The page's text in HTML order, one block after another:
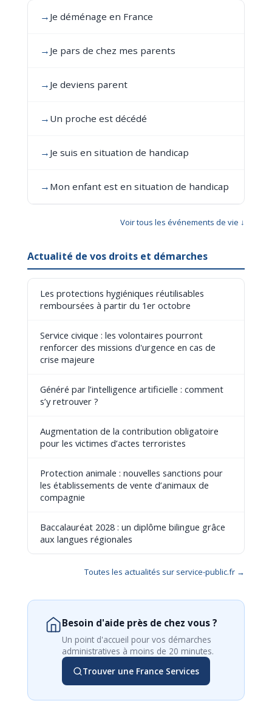
→ Je déménage en France
→ Je pars de chez mes parents
→ Je deviens parent
→ Un proche est décédé
→ Je suis en situation de handicap
→ Mon enfant est en situation de handicap
Voir tous les événements de vie ↓
Actualité de vos droits et démarches
Les protections hygiéniques réutilisables
remboursées à partir du 1er octobre
Service civique : les volontaires pourront
renforcer des missions d'urgence en cas de
crise majeure
Généré par l’intelligence artificielle : comment
s’y retrouver ?
Augmentation de la contribution obligatoire
pour les victimes d’actes terroristes
Protection animale : nouvelles sanctions pour
les établissements de vente d’animaux de
compagnie
Baccalauréat 2028 : un diplôme bilingue grâce
aux langues régionales
Toutes les actualités sur service-public.fr →
Besoin d'aide près de chez vous ?
Un point d'accueil pour vos démarches
administratives à moins de 20 minutes.
Trouver une France Services